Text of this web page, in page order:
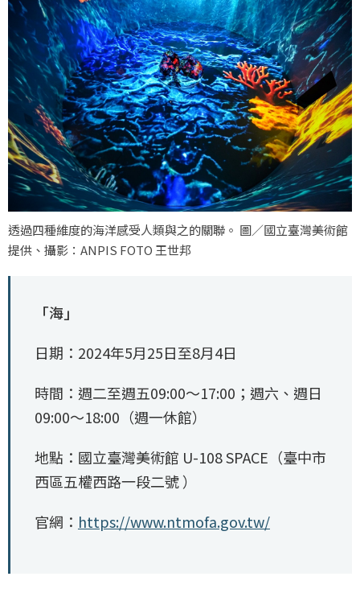
透過四種維度的海洋感受人類與之的關聯。 圖／國立臺灣美術館
提供、攝影：ANPIS FOTO 王世邦
「海」
日期：2024年5月25日至8月4日
時間：週二至週五09:00～17:00；週六、週日
09:00～18:00（週一休館）
地點：國立臺灣美術館 U-108 SPACE（臺中市
西區五權西路一段二號 ）
官網： https://www.ntmofa.gov.tw/